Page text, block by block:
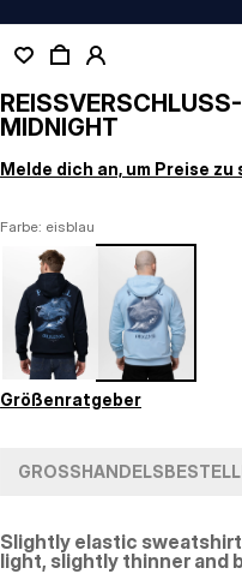
REISSVERSCHLUSS-
IDNIGHT
Melde dich an, um Preise zu
Farbe: eisblau
Größenratgeber
Slightly elastic
light, slightly thinner and